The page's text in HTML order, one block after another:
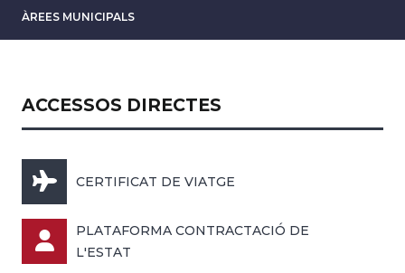
ÀREES MUNICIPALS
ACCESSOS DIRECTES
CERTIFICAT DE VIATGE
PLATAFORMA CONTRACTACIÓ DE
L'ESTAT